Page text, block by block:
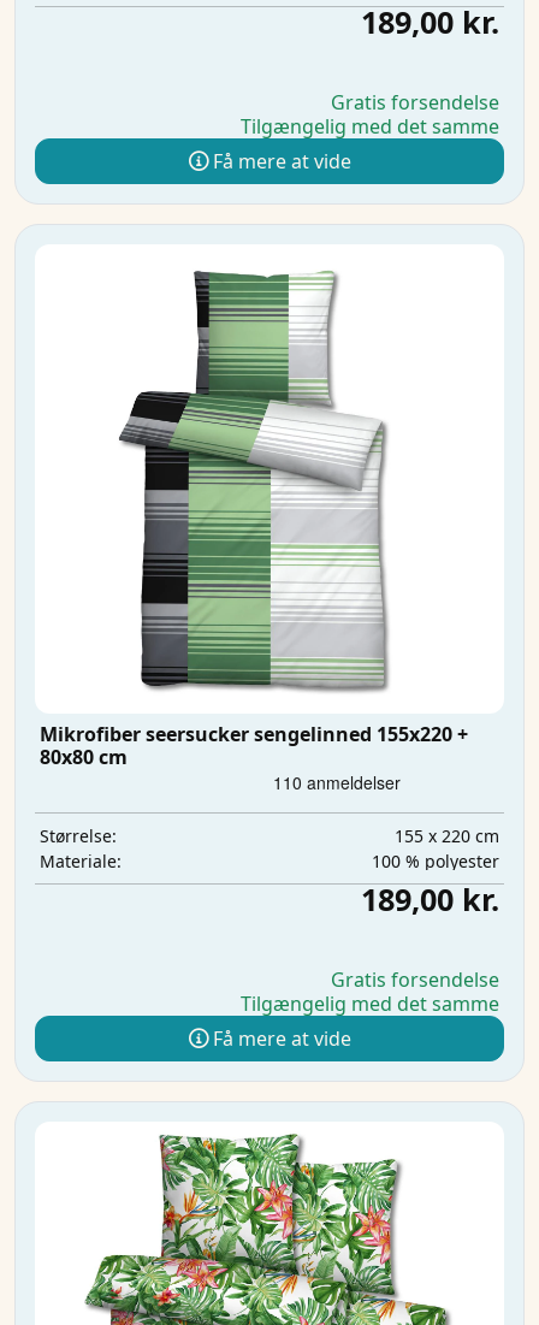
189,00 kr.
Gratis forsendelse
Tilgængelig med det samme
Få mere at vide
Mikrofiber seersucker sengelinned 155x220 +
80x80 cm
Størrelse:
155 x 220 cm
Materiale:
100 % polyester
189,00 kr.
Gratis forsendelse
Tilgængelig med det samme
Få mere at vide